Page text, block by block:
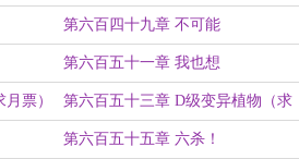
第六百四十九章 不可能
第六百五十一章 我也想
票） 第六百五十三章 D级变异植物（求
月票）
第六百五十五章 六杀！